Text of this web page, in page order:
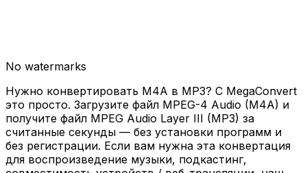
No watermarks
Нужно конвертировать M4A в MP3? С MegaConvert
это просто. Загрузите файл MPEG-4 Audio (M4A) и
получите файл MPEG Audio Layer III (MP3) за
считанные секунды — без установки программ и
без регистрации. Если вам нужна эта конвертация
для воспроизведение музыки, подкастинг,